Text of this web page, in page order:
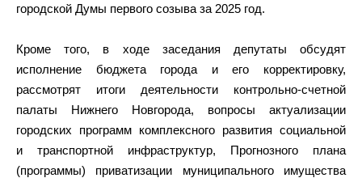
городской Думы первого созыва за 2025 год.
Кроме того, в ходе заседания депутаты обсудят
исполнение бюджета города и его корректировку,
рассмотрят итоги деятельности контрольно-счетной
палаты Нижнего Новгорода, вопросы актуализации
городских программ комплексного развития социальной
и транспортной инфраструктур, Прогнозного плана
(программы) приватизации муниципального имущества